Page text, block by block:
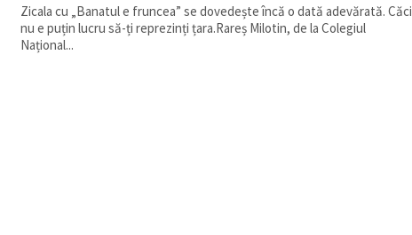
Zicala cu „Banatul e fruncea” se dovedește încă o dată adevărată. Căci
nu e puțin lucru să-ți reprezinți țara.Rareș Milotin, de la Colegiul
Național...